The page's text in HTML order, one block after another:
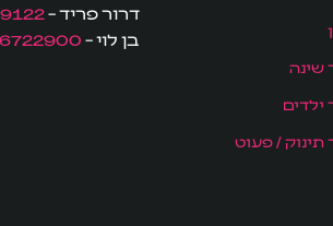
שינה
ילדים
תינוק / פעוט
דרור פריד –
בן לוי –